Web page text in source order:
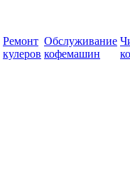
Ремонт
кулеров
Обслуживание
кофемашин